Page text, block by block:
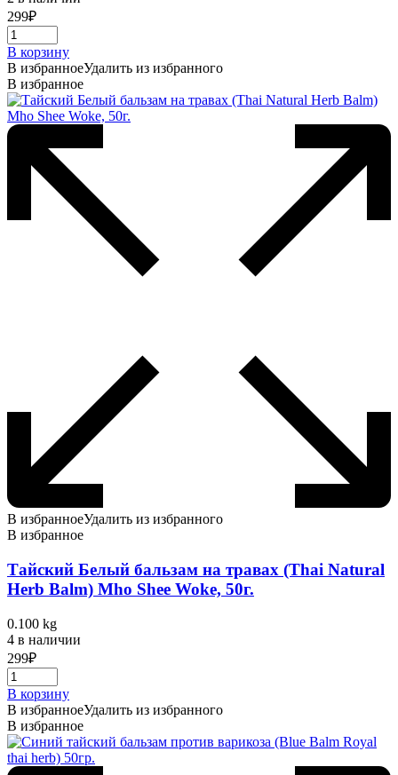
299₽
В корзину
В избранноеУдалить из избранного
В избранное
В избранноеУдалить из избранного
В избранное
Тайский Белый бальзам на травах (Thai Natural
Herb Balm) Mho Shee Woke, 50г.
0.100 kg
4 в наличии
299₽
В корзину
В избранноеУдалить из избранного
В избранное